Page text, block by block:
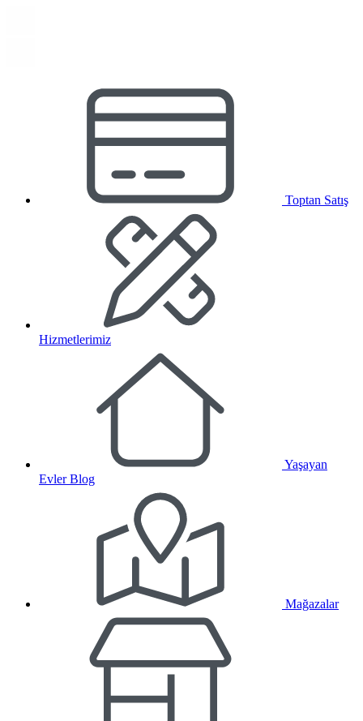
Toptan Satış
Hizmetlerimiz
Yaşayan
Evler Blog
Mağazalar